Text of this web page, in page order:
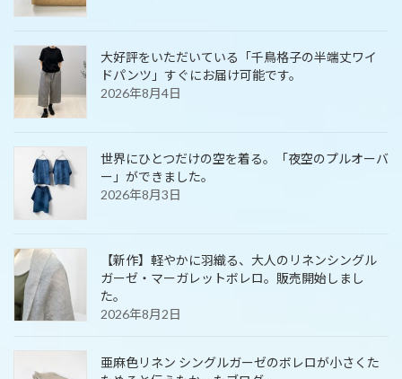
大好評をいただいている「千鳥格子の半端丈ワイ
ドパンツ」すぐにお届け可能です。
2026年8月4日
世界にひとつだけの空を着る。「夜空のプルオーバ
ー」ができました。
2026年8月3日
【新作】軽やかに羽織る、大人のリネンシングル
ガーゼ・マーガレットボレロ。販売開始しまし
た。
2026年8月2日
亜麻色リネン シングルガーゼのボレロが小さくた